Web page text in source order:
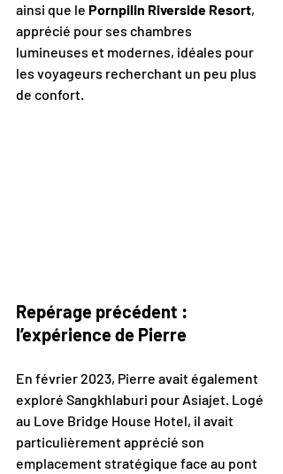
ainsi que le Pornpilin Riverside Resort,
apprécié pour ses chambres
lumineuses et modernes, idéales pour
les voyageurs recherchant un peu plus
de confort.
Repérage précédent :
l’expérience de Pierre
En février 2023, Pierre avait également
exploré Sangkhlaburi pour Asiajet. Logé
au Love Bridge House Hotel, il avait
particulièrement apprécié son
emplacement stratégique face au pont